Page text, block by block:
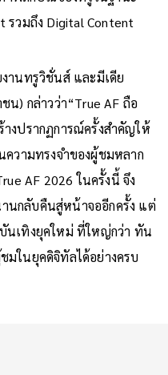
วมถึง Digital Content
านทรูวิชั่นส์ และมีเดีย
) กล่าวว่า“True AF ถือ
างปรากฏการณ์ครั้งสำคัญให้
ความทรงจำของผู้ชมหลาก
AF 2026 ในครั้งนี้ จึง
านกลับคืนสู่หน้าจออีกครั้ง แต่
นเทิงยุคใหม่ ที่ใหญ่กว่า ทัน
ในยุคดิจิทัลได้อย่างครบ